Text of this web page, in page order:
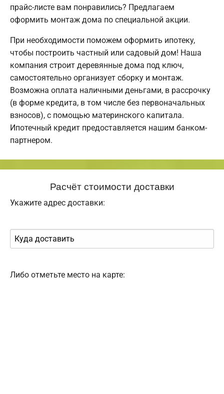
прайс-листе вам понравились? Предлагаем
оформить монтаж дома по специальной акции.
При необходимости поможем оформить ипотеку,
чтобы построить частный или садовый дом! Наша
компания строит деревянные дома под ключ,
самостоятельно организует сборку и монтаж.
Возможна оплата наличными деньгами, в рассрочку
(в форме кредита, в том числе без первоначальных
взносов), с помощью материнского капитала.
Ипотечный кредит предоставляется нашим банком-
партнером.
Расчёт стоимости доставки
Укажите адрес доставки:
Либо отметьте место на карте: